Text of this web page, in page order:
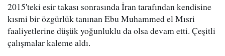
2015'teki esir takası sonrasında İran tarafından kendisine
kısmi bir özgürlük tanınan Ebu Muhammed el Mısri
faaliyetlerine düşük yoğunluklu da olsa devam etti. Çeşitli
çalışmalar kaleme aldı.